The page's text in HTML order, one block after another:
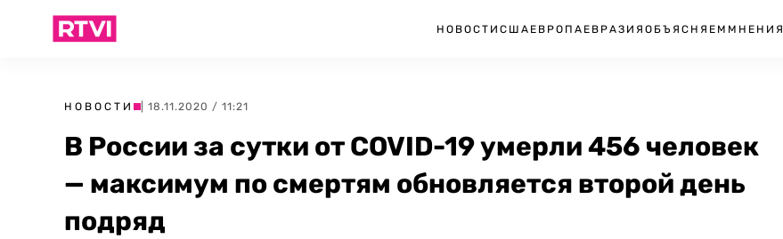
НОВОСТИ США ЕВРОПА ЕВРАЗИЯ ОБЪЯСНЯЕМ МНЕНИЯ
НОВОСТИ | 18.11.2020 / 11:21
В России за сутки от COVID-19 умерли 456 человек
— максимум по смертям обновляется второй день
подряд